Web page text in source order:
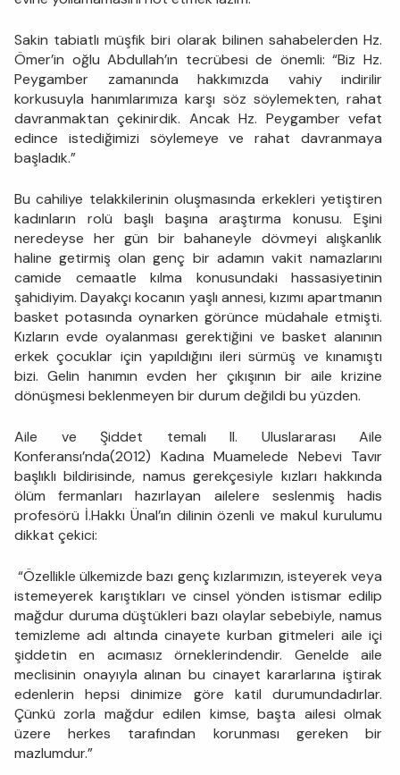
Sakin tabiatlı müşfik biri olarak bilinen sahabelerden Hz.
Ömer’in oğlu Abdullah’ın tecrübesi de önemli: “Biz Hz.
Peygamber zamanında hakkımızda vahiy indirilir
korkusuyla hanımlarımıza karşı söz söylemekten, rahat
davranmaktan çekinirdik. Ancak Hz. Peygamber vefat
edince istediğimizi söylemeye ve rahat davranmaya
başladık.”
Bu cahiliye telakkilerinin oluşmasında erkekleri yetiştiren
kadınların rolü başlı başına araştırma konusu. Eşini
neredeyse her gün bir bahaneyle dövmeyi alışkanlık
haline getirmiş olan genç bir adamın vakit namazlarını
camide cemaatle kılma konusundaki hassasiyetinin
şahidiyim. Dayakçı kocanın yaşlı annesi, kızımı apartmanın
basket potasında oynarken görünce müdahale etmişti.
Kızların evde oyalanması gerektiğini ve basket alanının
erkek çocuklar için yapıldığını ileri sürmüş ve kınamıştı
bizi. Gelin hanımın evden her çıkışının bir aile krizine
dönüşmesi beklenmeyen bir durum değildi bu yüzden.
Aile ve Şiddet temalı II. Uluslararası Aile
Konferansı’nda(2012) Kadına Muamelede Nebevi Tavır
başlıklı bildirisinde, namus gerekçesiyle kızları hakkında
ölüm fermanları hazırlayan ailelere seslenmiş hadis
profesörü İ.Hakkı Ünal’ın dilinin özenli ve makul kurulumu
dikkat çekici:
“Özellikle ülkemizde bazı genç kızlarımızın, isteyerek veya
istemeyerek karıştıkları ve cinsel yönden istismar edilip
mağdur duruma düştükleri bazı olaylar sebebiyle, namus
temizleme adı altında cinayete kurban gitmeleri aile içi
şiddetin en acımasız örneklerindendir. Genelde aile
meclisinin onayıyla alınan bu cinayet kararlarına iştirak
edenlerin hepsi dinimize göre katil durumundadırlar.
Çünkü zorla mağdur edilen kimse, başta ailesi olmak
üzere herkes tarafından korunması gereken bir
mazlumdur.”